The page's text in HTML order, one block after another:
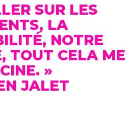
SUR LES
LA
NOTRE
TOUT CELA ME
»
JALET